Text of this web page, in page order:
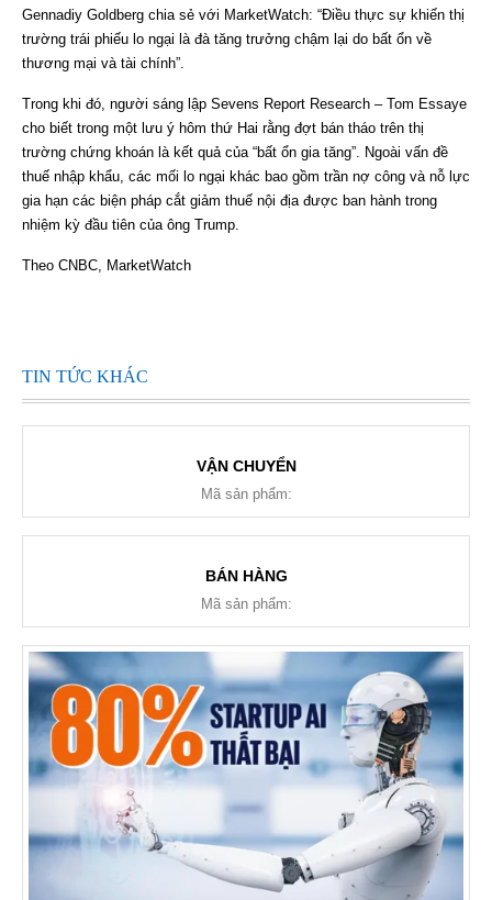
Gennadiy Goldberg chia sẻ với MarketWatch: “Điều thực sự khiến thị
trường trái phiếu lo ngại là đà tăng trưởng chậm lại do bất ổn về
thương mại và tài chính”.
Trong khi đó, người sáng lập Sevens Report Research – Tom Essaye
cho biết trong một lưu ý hôm thứ Hai rằng đợt bán tháo trên thị
trường chứng khoán là kết quả của “bất ổn gia tăng”. Ngoài vấn đề
thuế nhập khẩu, các mối lo ngại khác bao gồm trần nợ công và nỗ lực
gia hạn các biện pháp cắt giảm thuế nội địa được ban hành trong
nhiệm kỳ đầu tiên của ông Trump.
Theo CNBC, MarketWatch
TIN TỨC KHÁC
VẬN CHUYỂN
Mã sản phẩm:
BÁN HÀNG
Mã sản phẩm: